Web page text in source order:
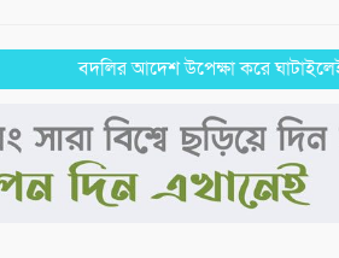
বদলির আদেশ উপেক্ষা করে ঘাটাইলেই